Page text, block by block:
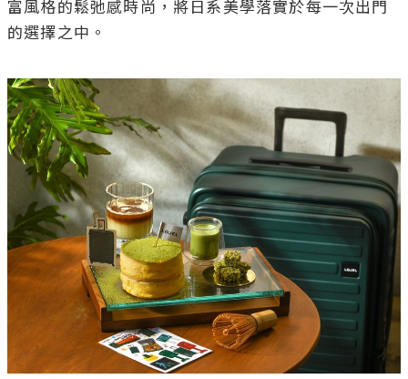
富風格的鬆弛感時尚，將日系美學落實於每一次出門
的選擇之中。